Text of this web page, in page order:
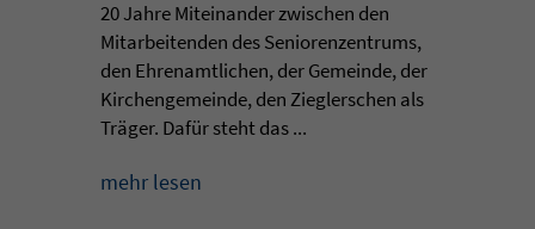
20 Jahre Miteinander zwischen den
Mitarbeitenden des Seniorenzentrums,
den Ehrenamtlichen, der Gemeinde, der
Kirchengemeinde, den Zieglerschen als
Träger. Dafür steht das ...
mehr lesen